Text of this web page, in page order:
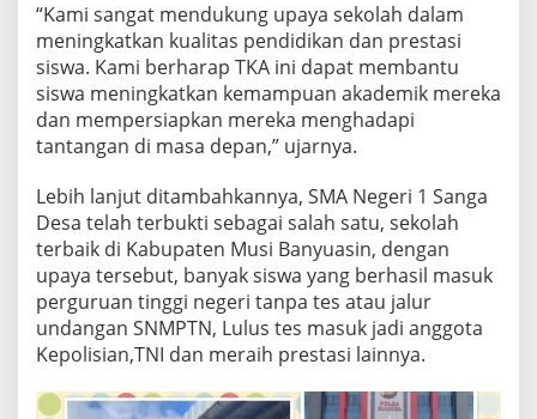
“Kami sangat mendukung upaya sekolah dalam
meningkatkan kualitas pendidikan dan prestasi
siswa. Kami berharap TKA ini dapat membantu
siswa meningkatkan kemampuan akademik mereka
dan mempersiapkan mereka menghadapi
tantangan di masa depan,” ujarnya.
Lebih lanjut ditambahkannya, SMA Negeri 1 Sanga
Desa telah terbukti sebagai salah satu, sekolah
terbaik di Kabupaten Musi Banyuasin, dengan
upaya tersebut, banyak siswa yang berhasil masuk
perguruan tinggi negeri tanpa tes atau jalur
undangan SNMPTN, Lulus tes masuk jadi anggota
Kepolisian,TNI dan meraih prestasi lainnya.